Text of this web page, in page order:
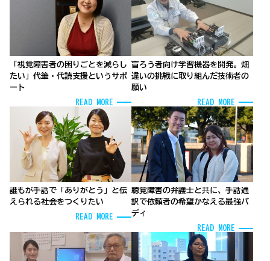
「視覚障害者の困りごとを減らし
たい」代筆・代読支援というサポ
ート
READ MORE
盲ろう者向け学習機器を開発。畑
違いの挑戦に取り組んだ技術者の
願い
READ MORE
誰もが手話で「ありがとう」と伝
えられる社会をつくりたい
READ MORE
聴覚障害の弁護士と共に、手話通
訳で依頼者の希望かなえる最強バ
ディ
READ MORE